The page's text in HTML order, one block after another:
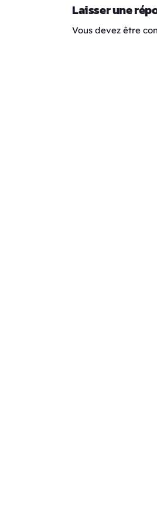
Laisser une
Vous devez être